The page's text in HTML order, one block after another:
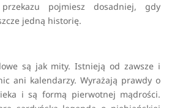
pojmiesz dosadniej, gdy
jedną historię.
są jak mity. Istnieją od zawsze i
ani kalendarzy. Wyrażają prawdy o
i są formą pierwotnej mądrości.